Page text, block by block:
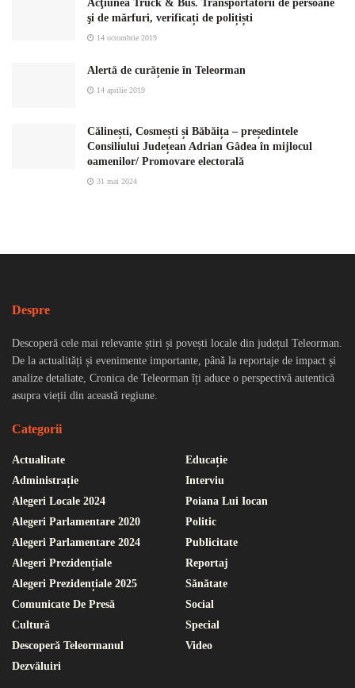
Acţiunea Truck & Bus. Transportatorii de persoane
şi de mărfuri, verificați de polițiști
14 octombrie 2019
Alertă de curățenie în Teleorman
14 aprilie 2019
Călinești, Cosmești și Băbăița – președintele
Consiliului Județean Adrian Gâdea în mijlocul
oamenilor/ Promovare electorală
31 mai 2024
Despre
Descoperă cele mai relevante știri și povești locale din județul Teleorman.
De la actualități și evenimente importante, până la reportaje de impact și
analize detaliate, Cronica de Teleorman îți aduce o perspectivă autentică
asupra vieții din această regiune.
Categorii
Actualitate
Administrație
Alegeri Locale 2024
Alegeri Parlamentare 2020
Alegeri Parlamentare 2024
Alegeri Prezidențiale
Alegeri Prezidențiale 2025
Comunicate De Presă
Cultură
Descoperă Teleormanul
Dezvăluiri
Educație
Interviu
Poiana Lui Iocan
Politic
Publicitate
Reportaj
Sănătate
Social
Special
Video